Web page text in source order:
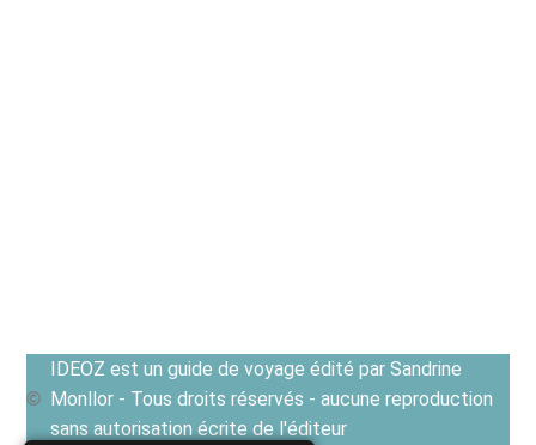
IDEOZ est un guide de voyage édité par Sandrine
Monllor - Tous droits réservés - aucune reproduction
sans autorisation écrite de l'éditeur